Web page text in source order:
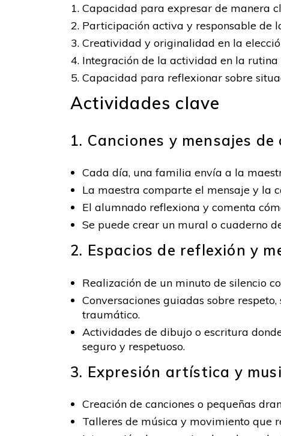
Capacidad para expresar de manera
Participación activa y responsable de
Creatividad y originalidad en la
Integración de la actividad en la
Capacidad para reflexionar sobre
Actividades clave
1. Canciones y mensajes
Cada día, una familia envía a la
La maestra comparte el mensaje y la
El alumnado reflexiona y comenta
Se puede crear un mural o cuaderno
2. Espacios de reflexión y
Realización de un minuto de silencio
Conversaciones guiadas sobre
traumático.
Actividades de dibujo o escritura
seguro y respetuoso.
3. Expresión artística y
Creación de canciones o pequeñas
Talleres de música y movimiento que